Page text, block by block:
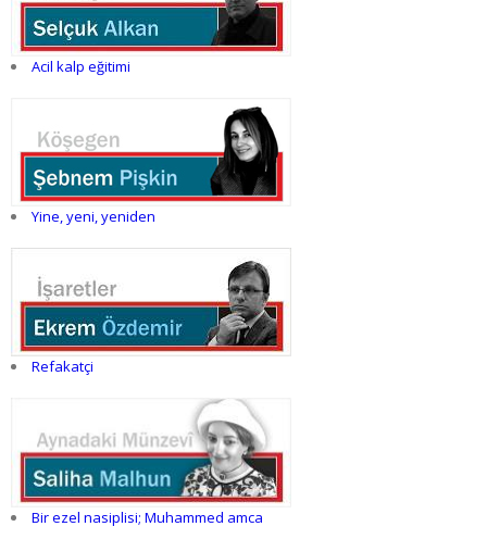
Acil kalp eğitimi
Yine, yeni, yeniden
Refakatçi
Bir ezel nasiplisi; Muhammed amca